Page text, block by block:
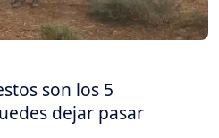
son los 5
dejar pasar